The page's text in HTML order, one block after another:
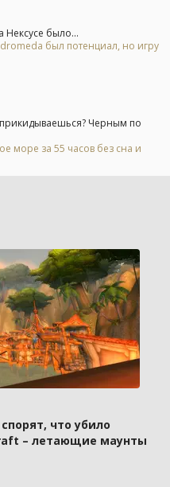
Нексусе было...
был потенциал, но игру
Черным по
море за 55 часов без сна и
что убило
– летающие маунты